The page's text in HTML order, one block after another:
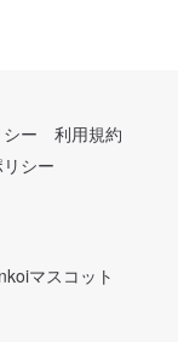
ー
利用規約
シー
マスコット